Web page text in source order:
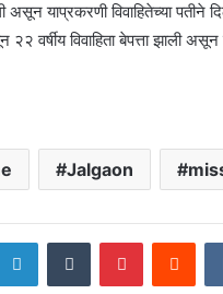
असून याप्रकरणी विवाहितेच्या
विवाहिता बेपत्ता झाली असून
Jalgaon
LinkedInTumblr Pinterest